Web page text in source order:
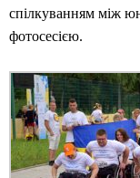
спілкуванням між
фотосесією.